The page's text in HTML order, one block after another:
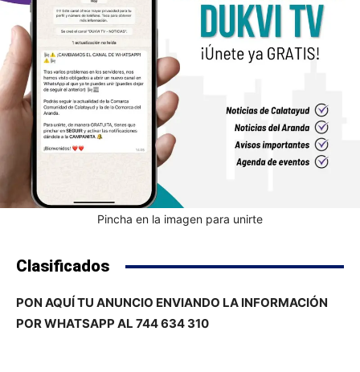
Pincha en la imagen para unirte
Clasificados
PON AQUÍ TU ANUNCIO ENVIANDO LA INFORMACIÓN
POR WHATSAPP AL 744 634 310